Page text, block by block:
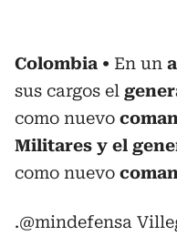
Colombia En un
sus cargos el
como nuevo
Militares y el
como nuevo
.@mindefensa